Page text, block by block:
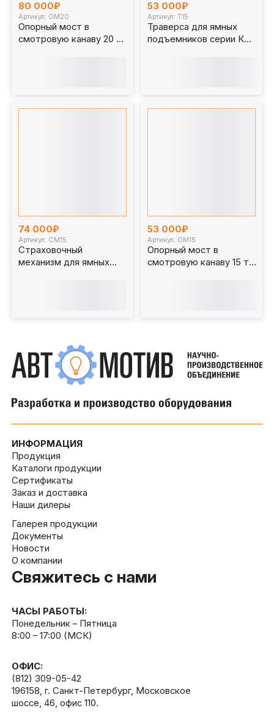
80 000₽
Артикул: ОМ20
Опорный мост в
смотровую канаву 20 т.
53 000₽
Артикул: Т15
Траверса для ямных
подъемников серии КП
74 000₽
Артикул: СМ15
Страховочный
механизм для ямных
53 000₽
Артикул: ОМ15
Опорный мост в
смотровую канаву 15 т.
ИНФОРМАЦИЯ
Продукция
Каталоги продукции
Сертификаты
Заказ и доставка
Наши дилеры
Галерея продукции
Документы
Новости
О компании
Свяжитесь с нами
ЧАСЫ РАБОТЫ:
Понедельник – Пятница
8:00 – 17:00 (МСК)
ОФИС:
(812) 309-05-42
196158, г. Санкт-Петербург, Московское
шоссе, 46, офис 110.